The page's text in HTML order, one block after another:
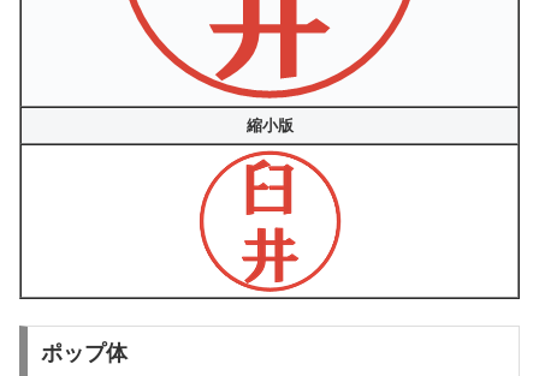
縮小版
ポップ体